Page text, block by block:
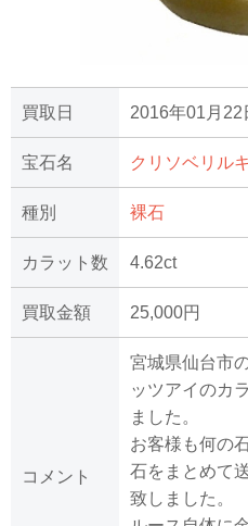
買取日 2016年01月22
宝石名 クリソベリル
種別 裸石
カラット数 4.62ct
買取金額 25,000円
コメント
宮城県仙台市
ッツアイのカ
ました。
お客様も何の
石をまとめて
致しました。